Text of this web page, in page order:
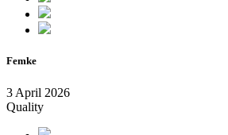
Femke
3 April 2026
Quality